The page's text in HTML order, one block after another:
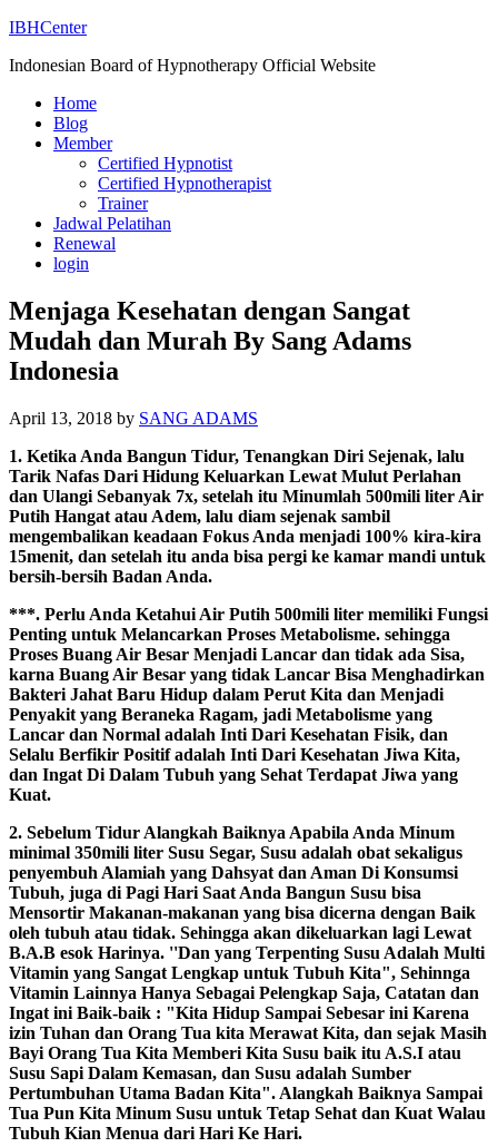
IBHCenter
Indonesian Board of Hypnotherapy Official Website
Home
Blog
Member
Certified Hypnotist
Certified Hypnotherapist
Trainer
Jadwal Pelatihan
Renewal
login
Menjaga Kesehatan dengan Sangat
Mudah dan Murah By Sang Adams
Indonesia
April 13, 2018 by SANG ADAMS
1. Ketika Anda Bangun Tidur, Tenangkan Diri Sejenak, lalu
Tarik Nafas Dari Hidung Keluarkan Lewat Mulut Perlahan
dan Ulangi Sebanyak 7x, setelah itu Minumlah 500mili liter Air
Putih Hangat atau Adem, lalu diam sejenak sambil
mengembalikan keadaan Fokus Anda menjadi 100% kira-kira
15menit, dan setelah itu anda bisa pergi ke kamar mandi untuk
bersih-bersih Badan Anda.
***. Perlu Anda Ketahui Air Putih 500mili liter memiliki Fungsi
Penting untuk Melancarkan Proses Metabolisme. sehingga
Proses Buang Air Besar Menjadi Lancar dan tidak ada Sisa,
karna Buang Air Besar yang tidak Lancar Bisa Menghadirkan
Bakteri Jahat Baru Hidup dalam Perut Kita dan Menjadi
Penyakit yang Beraneka Ragam, jadi Metabolisme yang
Lancar dan Normal adalah Inti Dari Kesehatan Fisik, dan
Selalu Berfikir Positif adalah Inti Dari Kesehatan Jiwa Kita,
dan Ingat Di Dalam Tubuh yang Sehat Terdapat Jiwa yang
Kuat.
2. Sebelum Tidur Alangkah Baiknya Apabila Anda Minum
minimal 350mili liter Susu Segar, Susu adalah obat sekaligus
penyembuh Alamiah yang Dahsyat dan Aman Di Konsumsi
Tubuh, juga di Pagi Hari Saat Anda Bangun Susu bisa
Mensortir Makanan-makanan yang bisa dicerna dengan Baik
oleh tubuh atau tidak. Sehingga akan dikeluarkan lagi Lewat
B.A.B esok Harinya. ''Dan yang Terpenting Susu Adalah Multi
Vitamin yang Sangat Lengkap untuk Tubuh Kita", Sehinnga
Vitamin Lainnya Hanya Sebagai Pelengkap Saja, Catatan dan
Ingat ini Baik-baik : "Kita Hidup Sampai Sebesar ini Karena
izin Tuhan dan Orang Tua kita Merawat Kita, dan sejak Masih
Bayi Orang Tua Kita Memberi Kita Susu baik itu A.S.I atau
Susu Sapi Dalam Kemasan, dan Susu adalah Sumber
Pertumbuhan Utama Badan Kita". Alangkah Baiknya Sampai
Tua Pun Kita Minum Susu untuk Tetap Sehat dan Kuat Walau
Tubuh Kian Menua dari Hari Ke Hari.